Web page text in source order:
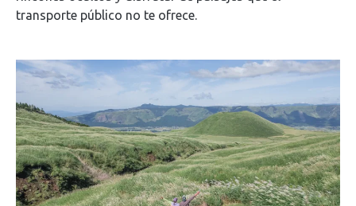
transporte público no te ofrece.